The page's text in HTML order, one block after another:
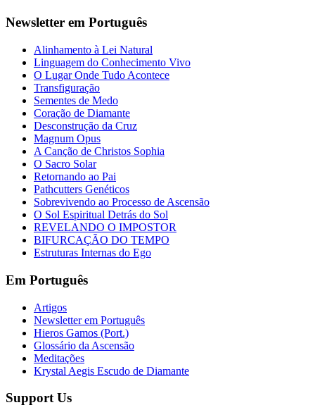
Newsletter em Português
Alinhamento à Lei Natural
Linguagem do Conhecimento Vivo
O Lugar Onde Tudo Acontece
Transfiguração
Sementes de Medo
Coração de Diamante
Desconstrução da Cruz
Magnum Opus
A Canção de Christos Sophia
O Sacro Solar
Retornando ao Pai
Pathcutters Genéticos
Sobrevivendo ao Processo de Ascensão
O Sol Espiritual Detrás do Sol
REVELANDO O IMPOSTOR
BIFURCAÇÃO DO TEMPO
Estruturas Internas do Ego
Em Português
Artigos
Newsletter em Português
Hieros Gamos (Port.)
Glossário da Ascensão
Meditações
Krystal Aegis Escudo de Diamante
Support Us